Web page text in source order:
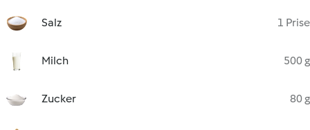
Salz 1 Prise
Milch 500 g
Zucker 80 g